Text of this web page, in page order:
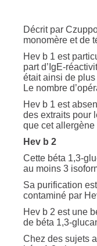
Décrit par
monomère et de
Hev b 1 est
part d’IgE-
était ainsi de
Le nombre
Hev b 1 est
des extraits pour
que cet allergène
Hev b 2
Cette béta 1,3-
au moins 3
Sa purification
contaminé par
Hev b 2 est une
de béta 1,3-
Chez des sujets